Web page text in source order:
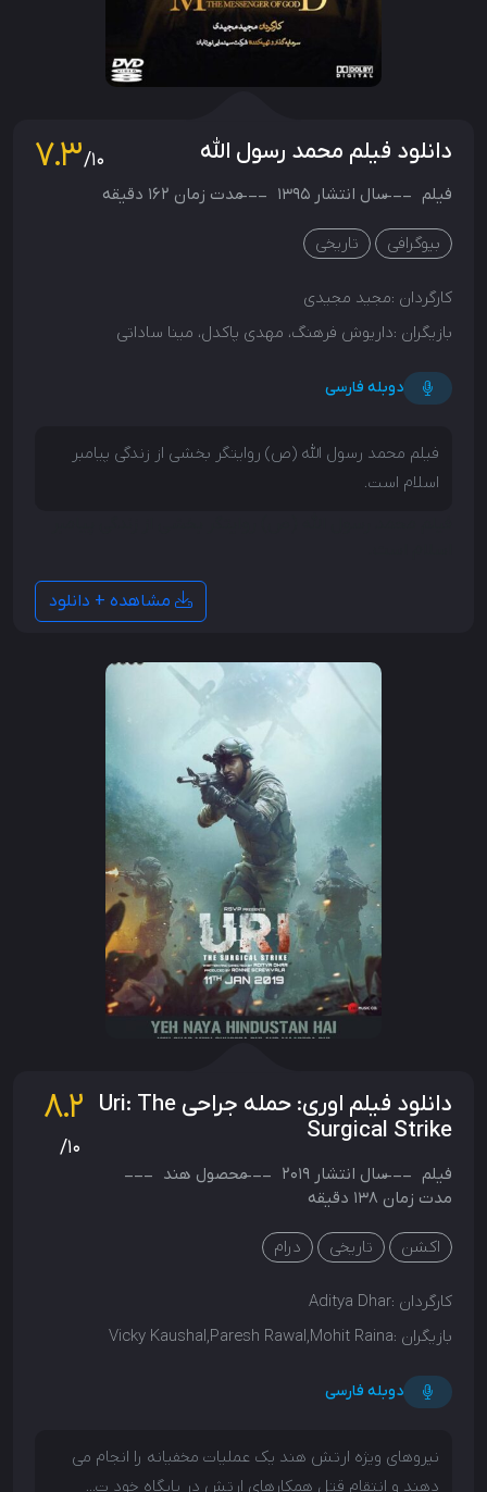
دانلود فیلم محمد رسول الله 7.3/10
فیلم سال انتشار 1395 مدت زمان 162 دقیقه
بیوگرافی تاریخی
کارگردان :مجید مجیدی
بازیگران :داریوش فرهنگ، مهدی پاکدل، مینا ساداتی
دوبله فارسی
فیلم محمد رسول‌ الله (ص) روایتگر بخشی از زندگی پیامبر
اسلام است.
مشاهده + دانلود
دانلود فیلم اوری: حمله جراحی Uri: The
Surgical Strike
8.2
/10
فیلم سال انتشار 2019 محصول هند
مدت زمان 138 دقیقه
اکشن تاریخی درام
کارگردان :Aditya Dhar
بازیگران :Vicky Kaushal,Paresh Rawal,Mohit Raina
دوبله فارسی
نیروهای ویژه ارتش هند یک عملیات مخفیانه را انجام می
دهند و انتقام قتل همکارهای ارتش در پایگاه خود ت...